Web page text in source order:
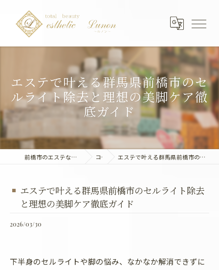
エステで叶える群馬県前橋市のセ
ルライト除去と理想の美脚ケア徹
底ガイド
前橋市のエステならエステティック～Lunon～ コラム エステで叶える群馬県前橋市のセルライト除去と理想の美脚ケア徹底ガイド
エステで叶える群馬県前橋市のセルライト除去
と理想の美脚ケア徹底ガイド
2026/03/30
下半身のセルライトや脚の悩み、なかなか解消できずに